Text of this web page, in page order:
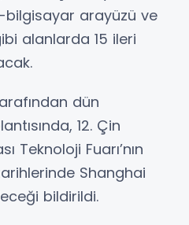
arayüzü ve
alanlarda 15 ileri
dün
12. Çin
Teknoloji Fuarı’nın
Shanghai
bildirildi.